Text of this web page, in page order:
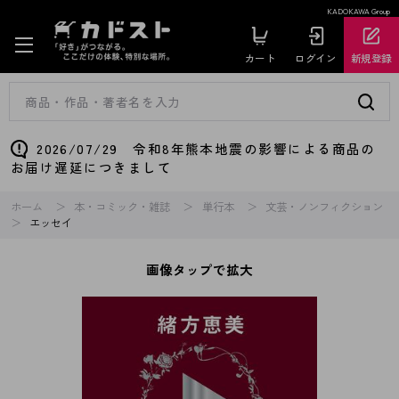
KADOKAWA Group
カート ログイン 新規登録
2026/07/29 令和8年熊本地震の影響による商品の
お届け遅延につきまして
ホーム 本・コミック・雑誌 単行本
文芸・ノンフィクション
エッセイ
画像タップで拡大